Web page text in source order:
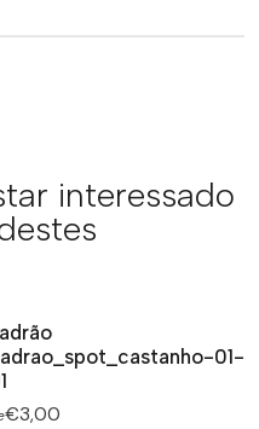
interessado
01-
€3,00